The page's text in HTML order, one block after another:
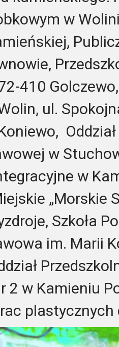
w
410
ul.
w
w
„Morskie
Szkoła
im. Marii
2 w Kamieniu
plastycznych